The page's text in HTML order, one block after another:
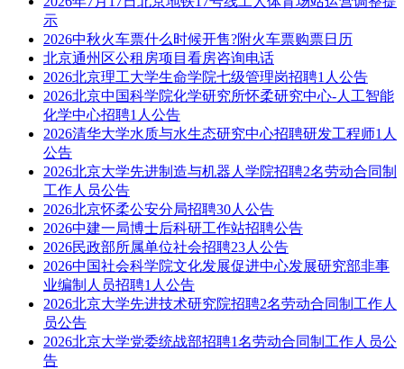
示
2026中秋火车票什么时候开售?附火车票购票日历
北京通州区公租房项目看房咨询电话
2026北京理工大学生命学院七级管理岗招聘1人公告
2026北京中国科学院化学研究所怀柔研究中心-人工智能
化学中心招聘1人公告
2026清华大学水质与水生态研究中心招聘研发工程师1人
公告
2026北京大学先进制造与机器人学院招聘2名劳动合同制
工作人员公告
2026北京怀柔公安分局招聘30人公告
2026中建一局博士后科研工作站招聘公告
2026民政部所属单位社会招聘23人公告
2026中国社会科学院文化发展促进中心发展研究部非事
业编制人员招聘1人公告
2026北京大学先进技术研究院招聘2名劳动合同制工作人
员公告
2026北京大学党委统战部招聘1名劳动合同制工作人员公
告